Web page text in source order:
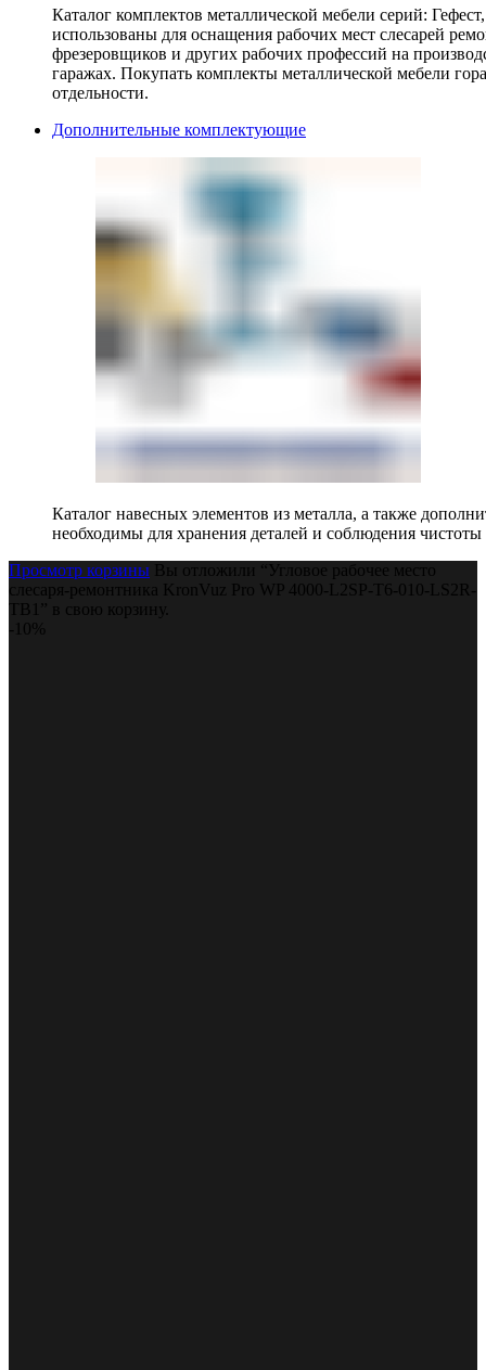
Каталог комплектов металлической мебели серий:
использованы для оснащения рабочих мест слесарей
фрезеровщиков и других рабочих профессий на
гаражах. Покупать комплекты металлической мебели
отдельности.
Дополнительные комплектующие
Каталог навесных элементов из металла, а также
необходимы для хранения деталей и соблюдения чистоты
Просмотр корзины Вы отложили “Угловое рабочее место
слесаря-ремонтника KronVuz Pro WP 4000-L2SP-T6-010-LS2R-
TB1” в свою корзину.
-10%